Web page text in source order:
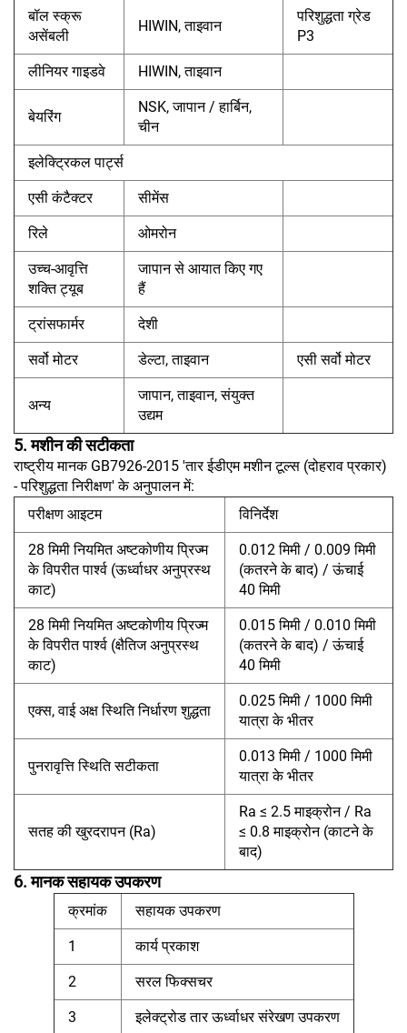
बॉल स्क्रू
असेंबली
HIWIN, ताइवान
परिशुद्धता ग्रेड
P3
लीनियर गाइडवे HIWIN, ताइवान
बेयरिंग
NSK, जापान / हार्बिन,
चीन
इलेक्ट्रिकल पार्ट्स
एसी कंटैक्टर सीमेंस
रिले ओमरोन
उच्च-आवृत्ति
शक्ति ट्यूब
जापान से आयात किए गए
हैं
ट्रांसफार्मर देशी
सर्वो मोटर डेल्टा, ताइवान एसी सर्वो मोटर
अन्य
जापान, ताइवान, संयुक्त
उद्यम
5. मशीन की सटीकता
राष्ट्रीय मानक GB7926-2015 'तार ईडीएम मशीन टूल्स (दोहराव प्रकार)
- परिशुद्धता निरीक्षण' के अनुपालन में:
परीक्षण आइटम
विनिर्देश
28 मिमी नियमित अष्टकोणीय प्रिज्म
के विपरीत पार्श्व (ऊर्ध्वाधर अनुप्रस्थ
काट)
0.012 मिमी / 0.009 मिमी
(कतरने के बाद) / ऊंचाई
40 मिमी
28 मिमी नियमित अष्टकोणीय प्रिज्म
के विपरीत पार्श्व (क्षैतिज अनुप्रस्थ
काट)
0.015 मिमी / 0.010 मिमी
(कतरने के बाद) / ऊंचाई
40 मिमी
एक्स, वाई अक्ष स्थिति निर्धारण शुद्धता
0.025 मिमी / 1000 मिमी
यात्रा के भीतर
पुनरावृत्ति स्थिति सटीकता
0.013 मिमी / 1000 मिमी
यात्रा के भीतर
सतह की खुरदरापन (Ra)
Ra ≤ 2.5 माइक्रोन / Ra
≤ 0.8 माइक्रोन (काटने के
बाद)
6. मानक सहायक उपकरण
क्रमांक सहायक उपकरण
1 कार्य प्रकाश
2 सरल फिक्सचर
3 इलेक्ट्रोड तार ऊर्ध्वाधर संरेखण उपकरण